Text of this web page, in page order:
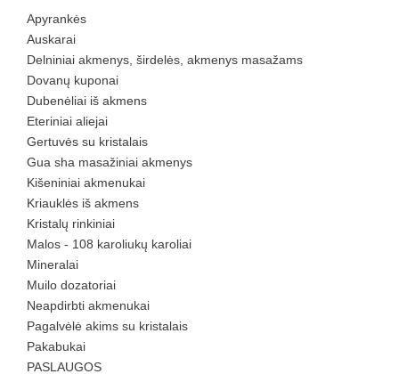
Apyrankės
Auskarai
Delniniai akmenys, širdelės, akmenys masažams
Dovanų kuponai
Dubenėliai iš akmens
Eteriniai aliejai
Gertuvės su kristalais
Gua sha masažiniai akmenys
Kišeniniai akmenukai
Kriauklės iš akmens
Kristalų rinkiniai
Malos - 108 karoliukų karoliai
Mineralai
Muilo dozatoriai
Neapdirbti akmenukai
Pagalvėlė akims su kristalais
Pakabukai
PASLAUGOS